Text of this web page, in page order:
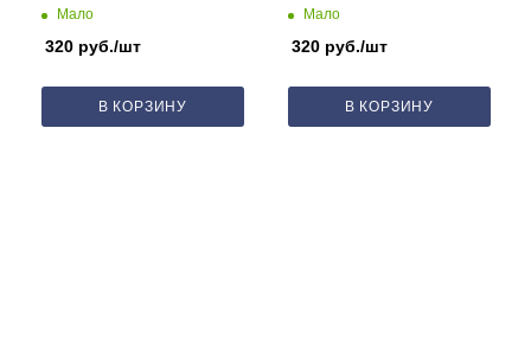
Мало
320 руб./шт
В КОРЗИНУ
Мало
320 руб./шт
В КОРЗИНУ